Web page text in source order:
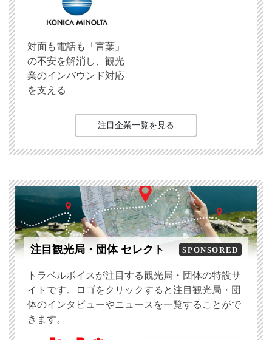
対面も電話も「言葉」
の不安を解消し、観光
業のインバウンド対応
を支える
注目企業一覧を見る
注目観光局・団体 セレクト SPONSORED
トラベルボイスが注目する観光局・団体の特設サ
イトです。ロゴをクリックすると注目観光局・団
体のインタビューやニュースを一覧することがで
きます。